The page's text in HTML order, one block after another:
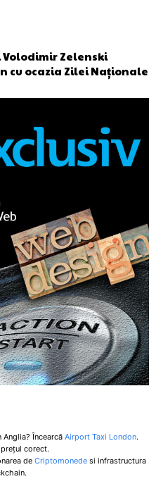
Zelenski
cu ocazia Zilei Naționale
Încearcă Airport Taxi London.
corect.
de Criptomonedesi infrastructura